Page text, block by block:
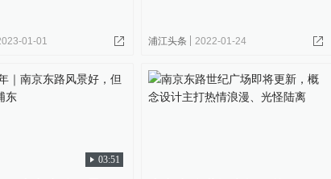
01-01 浦江头条 2022-01-24
03:51